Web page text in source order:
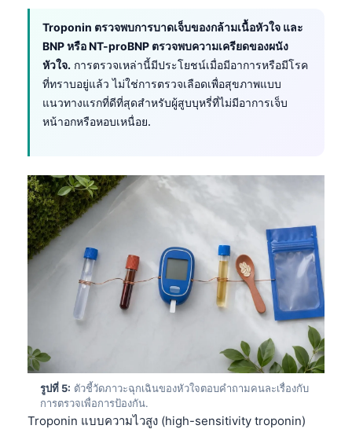
Troponin ตรวจพบการบาดเจ็บของกล้ามเนื้อหัวใจ และ
BNP หรือ NT-proBNP ตรวจพบความเครียดของผนัง
หัวใจ. การตรวจเหล่านี้มีประโยชน์เมื่อมีอาการหรือมีโรค
ที่ทราบอยู่แล้ว ไม่ใช่การตรวจเลือดเพื่อสุขภาพแบบ
แนวทางแรกที่ดีที่สุดสำหรับผู้สูบบุหรี่ที่ไม่มีอาการเจ็บ
หน้าอกหรือหอบเหนื่อย.
รูปที่ 5: ตัวชี้วัดภาวะฉุกเฉินของหัวใจตอบคำถามคนละเรื่องกับ
การตรวจเพื่อการป้องกัน.
Troponin แบบความไวสูง (high-sensitivity troponin)
ئۇيغۇرچە
Кыргызча
Esperanto
Frysk
Ślōnskŏ gŏdka
Norsk bokmål